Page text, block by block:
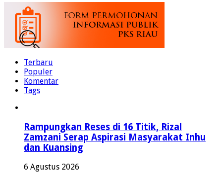
Terbaru
Populer
Komentar
Tags
Rampungkan Reses di 16 Titik, Rizal
Zamzani Serap Aspirasi Masyarakat Inhu
dan Kuansing
6 Agustus 2026